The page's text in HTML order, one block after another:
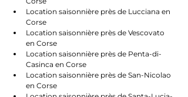
Location saisonnière près de Lucciana en
Corse
Location saisonnière près de Vescovato
en Corse
Location saisonnière près de Penta-di-
Casinca en Corse
Location saisonnière près de San-Nicolao
en Corse